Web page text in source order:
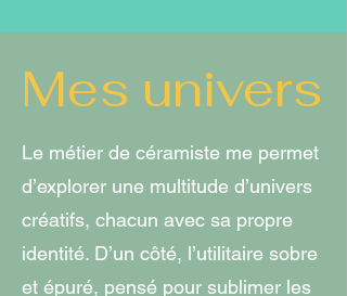
Mes univers
Le métier de céramiste me permet
d’explorer une multitude d’univers
créatifs, chacun avec sa propre
identité. D’un côté, l’utilitaire sobre
et épuré, pensé pour sublimer les